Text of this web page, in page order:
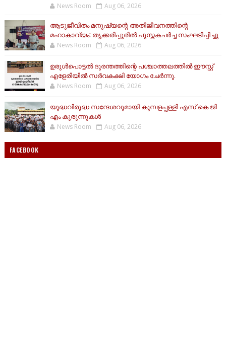
News Room Aug 06, 2026
ആടുജീവിതം മനുഷ്യന്റെ അതിജീവനത്തിന്റെ
മഹാകാവ്യം; തൃക്കരിപ്പൂരിൽ പുസ്തകചർച്ച സംഘടിപ്പിച്ചു
News Room Aug 06, 2026
ഉരുൾപൊട്ടൽ ദുരന്തത്തിന്റെ പശ്ചാത്തലത്തിൽ ഈസ്റ്റ്‌
എളേരിയിൽ സർവകക്ഷി യോഗം ചേർന്നു.
News Room Aug 06, 2026
യുദ്ധവിരുദ്ധ സന്ദേശവുമായി കുമ്പളപ്പള്ളി എസ് കെ ജി
എം കുരുന്നുകൾ
News Room Aug 06, 2026
FACEBOOK